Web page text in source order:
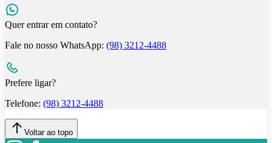
Quer entrar em contato?
Fale no nosso WhatsApp: (98) 3212-4488
Prefere ligar?
Telefone: (98) 3212-4488
Voltar ao topo